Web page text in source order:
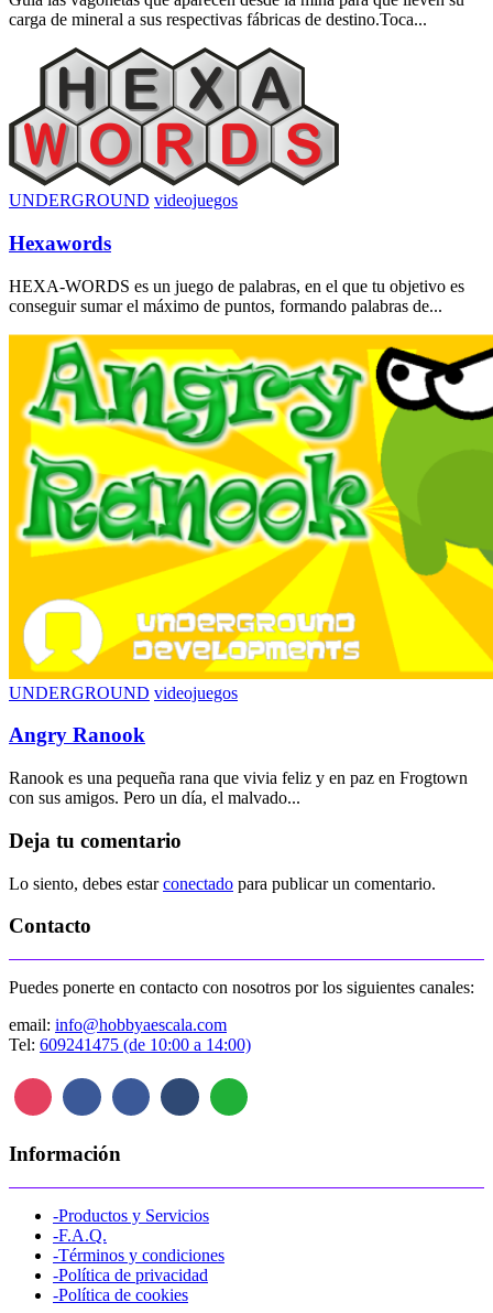
carga de mineral a sus respectivas fábricas de destino.Toca...
UNDERGROUND videojuegos
Hexawords
HEXA-WORDS es un juego de palabras, en el que tu objetivo es
conseguir sumar el máximo de puntos, formando palabras de...
UNDERGROUND videojuegos
Angry Ranook
Ranook es una pequeña rana que vivia feliz y en paz en Frogtown
con sus amigos. Pero un día, el malvado...
Deja tu comentario
Lo siento, debes estarconectado para publicar un comentario.
Contacto
Puedes ponerte en contacto con nosotros por los siguientes canales:
email: info@hobbyaescala.com
Tel: 609241475 (de 10:00 a 14:00)
Información
-Productos y Servicios
-F.A.Q.
-Términos y condiciones
-Política de privacidad
-Política de cookies